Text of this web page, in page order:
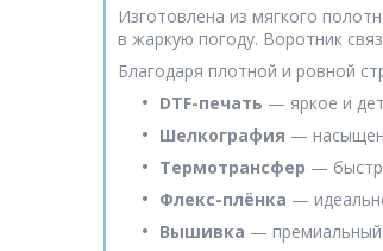
Изготовлена из мягкого
в жаркую погоду. Воротник
Благодаря плотной и ровной
DTF-печать — яркое и
Шелкография —
Термотрансфер —
Флекс-плёнка —
Вышивка — премиальный